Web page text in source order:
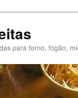
para forno, fogão,